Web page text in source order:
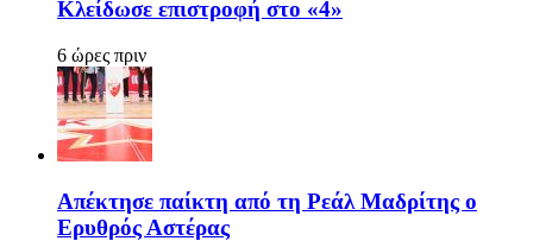
Κλείδωσε επιστροφή στο «4»
6 ώρες πριν
Απέκτησε παίκτη από τη Ρεάλ Μαδρίτης ο
Ερυθρός Αστέρας